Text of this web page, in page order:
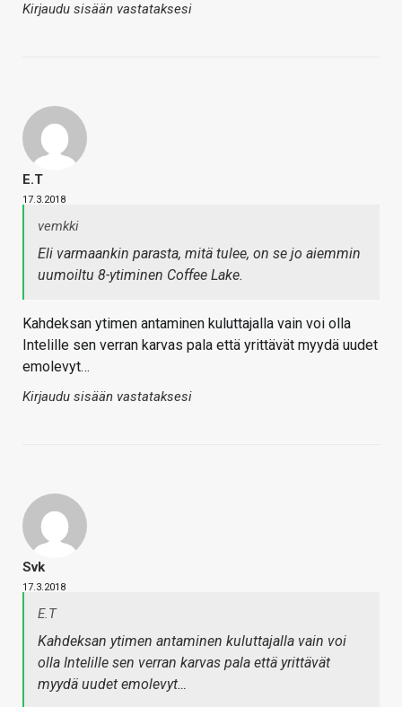
Kirjaudu sisään vastataksesi
E.T
17.3.2018
vemkki
Eli varmaankin parasta, mitä tulee, on se jo aiemmin
uumoiltu 8-ytiminen Coffee Lake.
Kahdeksan ytimen antaminen kuluttajalla vain voi olla
Intelille sen verran karvas pala että yrittävät myydä uudet
emolevyt…
Kirjaudu sisään vastataksesi
Svk
17.3.2018
E.T
Kahdeksan ytimen antaminen kuluttajalla vain voi
olla Intelille sen verran karvas pala että yrittävät
myydä uudet emolevyt…